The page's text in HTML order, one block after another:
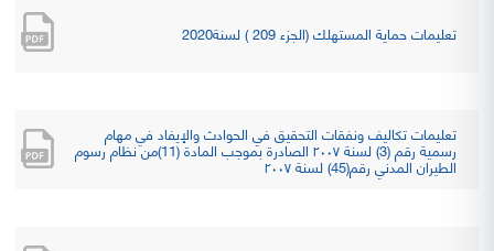
تعليمات حماية المستهلك (الجزء 209 ) لسنة2020
تعليمات تكاليف ونفقات التحقيق في الحوادث والإيفاد في مهام
رسمية رقم (3) لسنة ۲۰۰۷ الصادرة بموجب المادة (11)من نظام رسوم
الطيران المدني رقم(45) لسنة ۲۰۰۷